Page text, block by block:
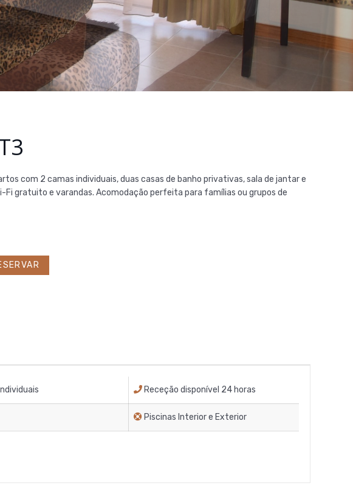
com 2 camas individuais, duas casas de banho privativas, sala de jantar e
Fi gratuito e varandas. Acomodação perfeita para famílias ou grupos de
Receção disponível 24 horas
Piscinas Interior e Exterior